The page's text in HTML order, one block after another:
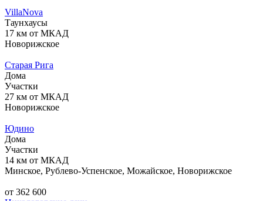
VillaNova
Таунхаусы
17 км от МКАД
Новорижское
Старая Рига
Дома
Участки
27 км от МКАД
Новорижское
Юдино
Дома
Участки
14 км от МКАД
Минское, Рублево-Успенское, Можайское, Новорижское
от 362 600